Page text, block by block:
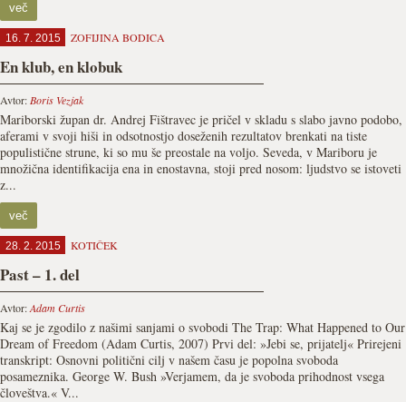
več
16. 7. 2015 ZOFIJINA BODICA
En klub, en klobuk
Avtor: Boris Vezjak
Mariborski župan dr. Andrej Fištravec je pričel v skladu s slabo javno podobo,
aferami v svoji hiši in odsotnostjo doseženih rezultatov brenkati na tiste
populistične strune, ki so mu še preostale na voljo. Seveda, v Mariboru je
množična identifikacija ena in enostavna, stoji pred nosom: ljudstvo se istoveti
z...
več
28. 2. 2015 KOTIČEK
Past – 1. del
Avtor:Adam Curtis
Kaj se je zgodilo z našimi sanjami o svobodi The Trap: What Happened to Our
Dream of Freedom (Adam Curtis, 2007) Prvi del: »Jebi se, prijatelj« Prirejeni
transkript: Osnovni politični cilj v našem času je popolna svoboda
posameznika. George W. Bush »Verjamem, da je svoboda prihodnost vsega
človeštva.« V...